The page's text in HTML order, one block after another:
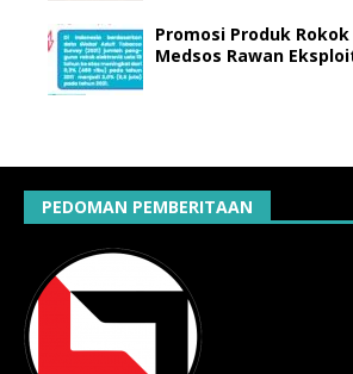
Promosi Produk
Medsos Rawan
PEDOMAN PEMBERITAAN